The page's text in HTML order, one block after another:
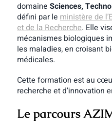
domaine Sciences,
défini par le ministère de
et de la Recherche. Elle
mécanismes biologiques
les maladies, en croisant
médicales.
Cette formation est au
recherche et d’innovation
Le parcours